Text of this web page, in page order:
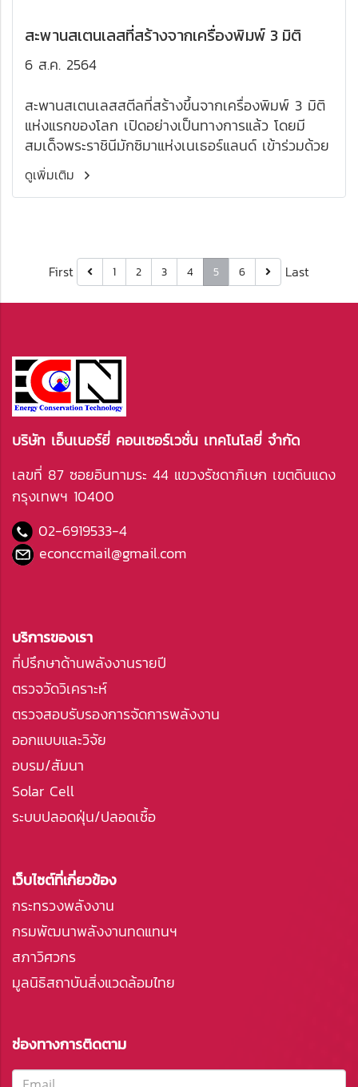
สะพานสเตนเลสที่สร้างจากเครื่องพิมพ์ 3 มิติ
6 ส.ค. 2564
สะพานสเตนเลสสตีลที่สร้างขึ้นจากเครื่องพิมพ์ 3 มิติ
แห่งแรกของโลก เปิดอย่างเป็นทางการแล้ว โดยมี
สมเด็จพระราชินีมักซิมาแห่งเนเธอร์แลนด์ เข้าร่วมด้วย
ดูเพิ่มเติม
First 1 2 3 4 5 6 Last
บริษัท เอ็นเนอร์ยี่ คอนเซอร์เวชั่น เทคโนโลยี่ จำกัด
เลขที่ 87 ซอยอินทามระ 44 แขวงรัชดาภิเษก เขตดินแดง
กรุงเทพฯ 10400
02-6919533-4
econccmail@gmail.com
บริการของเรา
ที่ปรึกษาด้านพลังงานรายปี
ตรวจวัดวิเคราะห์
ตรวจสอบรับรองการจัดการพลังงาน
ออกแบบและวิจัย
อบรม/สัมนา
Solar Cell
ระบบปลอดฝุ่น/ปลอดเชื้อ
เว็บไซต์ที่เกี่ยวข้อง
กระทรวงพลังงาน
กรมพัฒนาพลังงานทดแทนฯ
สภาวิศวกร
มูลนิธิสถาบันสิ่งแวดล้อมไทย
ช่องทางการติดตาม